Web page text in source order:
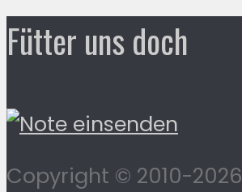
Fütter uns doch
Copyright © 2010-2026